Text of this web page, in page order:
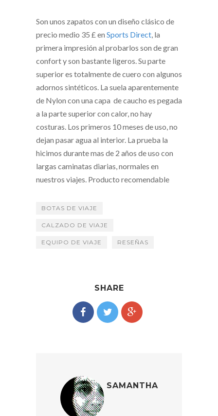
Son unos zapatos con un diseño clásico de
precio medio 35 £ en Sports Direct, la
primera impresión al probarlos son de gran
confort y son bastante ligeros. Su parte
superior es totalmente de cuero con algunos
adornos sintéticos. La suela aparentemente
de Nylon con una capa de caucho es pegada
a la parte superior con calor, no hay
costuras. Los primeros 10 meses de uso, no
dejan pasar agua al interior. La prueba la
hicimos durante mas de 2 años de uso con
largas caminatas diarias, normales en
nuestros viajes. Producto recomendable
BOTAS DE VIAJE
CALZADO DE VIAJE
EQUIPO DE VIAJE RESEÑAS
SHARE
SAMANTHA